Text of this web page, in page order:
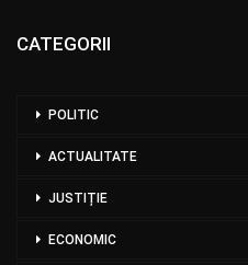
CATEGORII
POLITIC
ACTUALITATE
JUSTIȚIE
ECONOMIC